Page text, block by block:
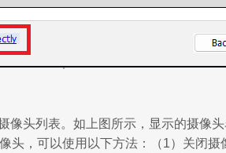
像头列表。如上图所示，显示的摄像
头，可以使用以下方法：（1）关闭